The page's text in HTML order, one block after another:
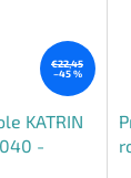
€22,45
–45 %
KATRIN
-